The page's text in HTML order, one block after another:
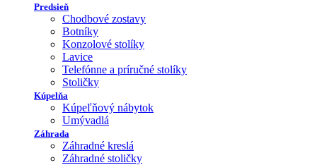
Predsieň
Chodbové zostavy
Botníky
Konzolové stolíky
Lavice
Telefónne a príručné stolíky
Stoličky
Kúpelňa
Kúpeľňový nábytok
Umývadlá
Záhrada
Záhradné kreslá
Záhradné stoličky